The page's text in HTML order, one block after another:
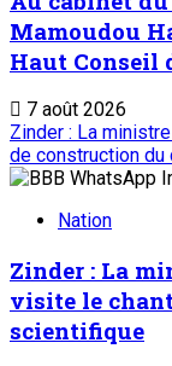
Mamoudou
Haut Conseil
7 août 2026
Zinder : La
de construction
Nation
Zinder : La
visite le
scientifique